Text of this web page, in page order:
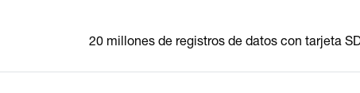
20 millones de registros de datos con tarjeta